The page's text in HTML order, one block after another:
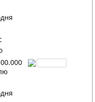
00.000